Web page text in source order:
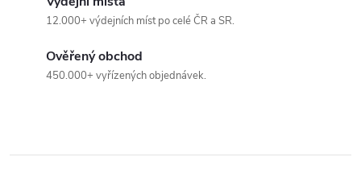
ý
12.000+ výdejních míst po celé ČR a SR.
Ověřený obchod
450.000+ vyřízených objednávek.